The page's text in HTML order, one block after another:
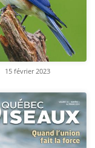
15 février 2023